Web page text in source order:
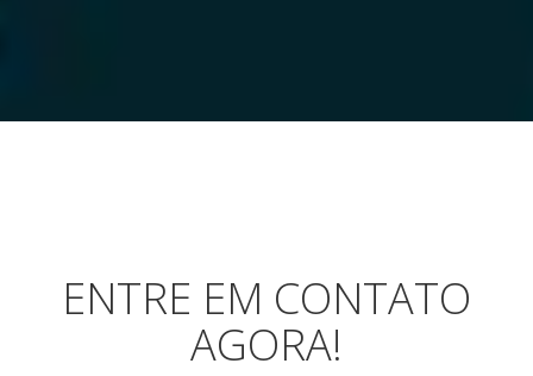
ENTRE EM CONTATO
AGORA!